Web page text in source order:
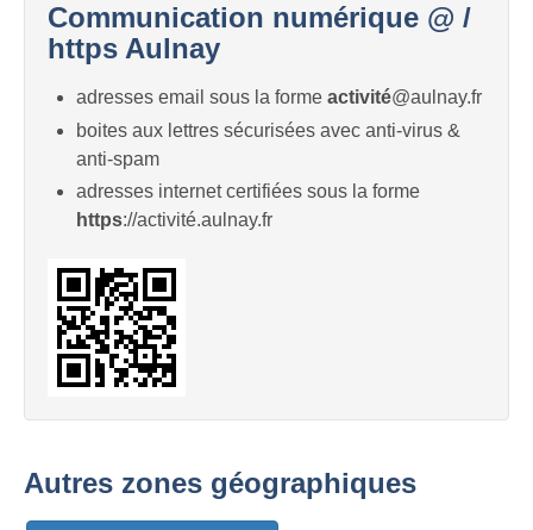
Communication numérique @ /
https Aulnay
adresses email sous la forme activité@aulnay.fr
boites aux lettres sécurisées avec anti-virus &
anti-spam
adresses internet certifiées sous la forme
https://activité.aulnay.fr
Autres zones géographiques